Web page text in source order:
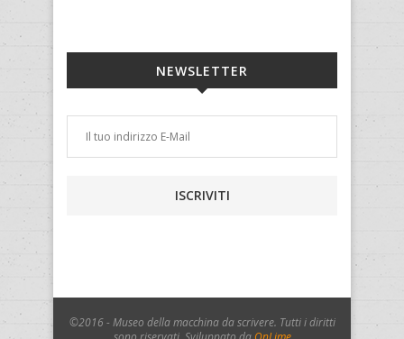
NEWSLETTER
©2016 - Museo della macchina da scrivere. Tutti i diritti